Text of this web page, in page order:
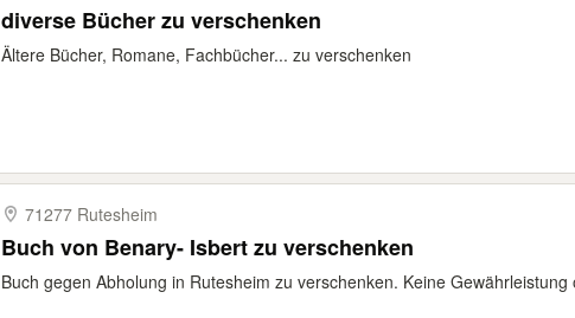
diverse Bücher zu verschenken
Ältere Bücher, Romane, Fachbücher... zu verschenken
71277 Rutesheim
Buch von Benary- Isbert zu verschenken
Buch gegen Abholung in Rutesheim zu verschenken. Keine